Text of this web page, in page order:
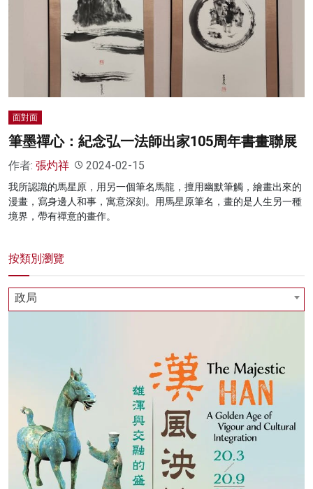
灼見活動
面對面
筆墨禪心：紀念弘一法師出家105周年書畫聯展
作者: 張灼祥 2024-02-15
我所認識的馬星原，用另一個筆名馬龍，擅用幽默筆觸，繪畫出來的
漫畫，寫身邊人和事，寓意深刻。用馬星原筆名，畫的是人生另一種
境界，帶有禪意的畫作。
按類別瀏覽
政局